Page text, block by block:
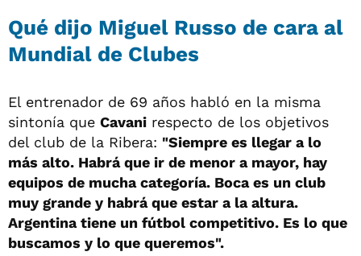
Qué dijo Miguel Russo de cara al
Mundial de Clubes
El entrenador de 69 años habló en la misma
sintonía que Cavani respecto de los objetivos
del club de la Ribera: "Siempre es llegar a lo
más alto. Habrá que ir de menor a mayor, hay
equipos de mucha categoría. Boca es un club
muy grande y habrá que estar a la altura.
Argentina tiene un fútbol competitivo. Es lo que
buscamos y lo que queremos".